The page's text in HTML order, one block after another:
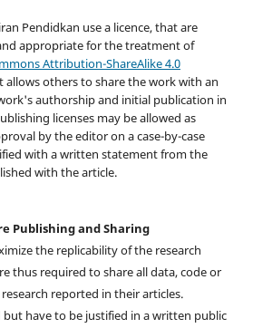
Pendidkan use a licence, that are
appropriate for the treatment of
Attribution-ShareAlike 4.0
others to share the work with an
authorship and initial publication in
licenses may be allowed as
by the editor on a case-by-case
with a written statement from the
with the article.
Publishing and Sharing
the replicability of the research
thus required to share all data, code or
reported in their articles.
have to be justified in a written public